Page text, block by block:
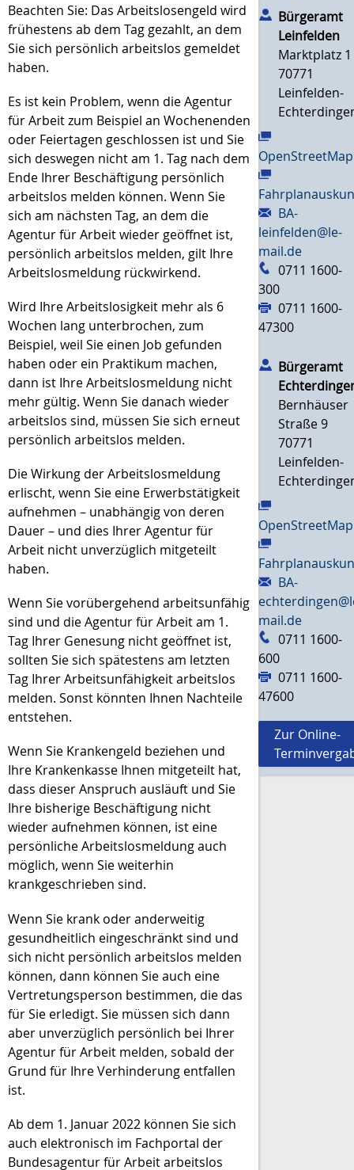
Beachten Sie: Das Arbeitslosengeld wird
frühestens ab dem Tag gezahlt, an dem
Sie sich persönlich arbeitslos gemeldet
haben.
Es ist kein Problem, wenn die Agentur
für Arbeit zum Beispiel an Wochenenden
oder Feiertagen geschlossen ist und Sie
sich deswegen nicht am 1. Tag nach dem
Ende Ihrer Beschäftigung persönlich
arbeitslos melden können. Wenn Sie
sich am nächsten Tag, an dem die
Agentur für Arbeit wieder geöffnet ist,
persönlich arbeitslos melden, gilt Ihre
Arbeitslosmeldung rückwirkend.
Wird Ihre Arbeitslosigkeit mehr als 6
Wochen lang unterbrochen, zum
Beispiel, weil Sie einen Job gefunden
haben oder ein Praktikum machen,
dann ist Ihre Arbeitslosmeldung nicht
mehr gültig. Wenn Sie danach wieder
arbeitslos sind, müssen Sie sich erneut
persönlich arbeitslos melden.
Die Wirkung der Arbeitslosmeldung
erlischt, wenn Sie eine Erwerbstätigkeit
aufnehmen – unabhängig von deren
Dauer – und dies Ihrer Agentur für
Arbeit nicht unverzüglich mitgeteilt
haben.
Wenn Sie vorübergehend arbeitsunfähig
sind und die Agentur für Arbeit am 1.
Tag Ihrer Genesung nicht geöffnet ist,
sollten Sie sich spätestens am letzten
Tag Ihrer Arbeitsunfähigkeit arbeitslos
melden. Sonst könnten Ihnen Nachteile
entstehen.
Wenn Sie Krankengeld beziehen und
Ihre Krankenkasse Ihnen mitgeteilt hat,
dass dieser Anspruch ausläuft und Sie
Ihre bisherige Beschäftigung nicht
wieder aufnehmen können, ist eine
persönliche Arbeitslosmeldung auch
möglich, wenn Sie weiterhin
krankgeschrieben sind.
Wenn Sie krank oder anderweitig
gesundheitlich eingeschränkt sind und
sich nicht persönlich arbeitslos melden
können, dann können Sie auch eine
Vertretungsperson bestimmen, die das
für Sie erledigt. Sie müssen sich dann
aber unverzüglich persönlich bei Ihrer
Agentur für Arbeit melden, sobald der
Grund für Ihre Verhinderung entfallen
ist.
Ab dem 1. Januar 2022 können Sie sich
auch elektronisch im Fachportal der
Bundesagentur für Arbeit arbeitslos
Bürgeramt
Leinfelden
Marktplatz 1
70771
Leinfelden-
OpenStreetMap
BA-
leinfelden@le-
mail.de
0711 1600-
300
0711 1600-
47300
Bürgeramt
Bernhäuser
Straße 9
70771
Leinfelden-
OpenStreetMap
BA-
mail.de
0711 1600-
600
0711 1600-
47600
Zur Online-